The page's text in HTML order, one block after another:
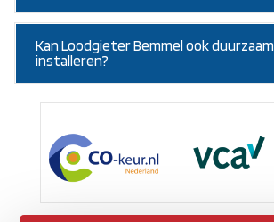
Kan Loodgieter Bemmel ook duurzaam
installeren?